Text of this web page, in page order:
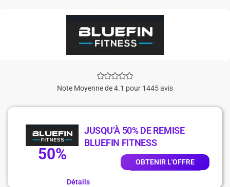
Note Moyenne de 4.1 pour 1445 avis
50%
JUSQU’À 50% DE REMISE
BLUEFIN FITNESS
OBTENIR L'OFFRE
Détails